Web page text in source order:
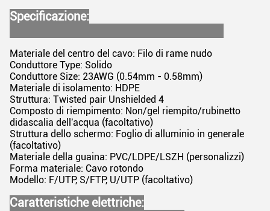
Specificazione:
Materiale del centro del cavo: Filo di rame nudo
Conduttore Type: Solido
Conduttore Size: 23AWG (0.54mm - 0.58mm)
Materiale di isolamento: HDPE
Struttura: Twisted pair Unshielded 4
Composto di riempimento: Non/gel riempito/rubinetto
didascalia dell'acqua (facoltativo)
Struttura dello schermo: Foglio di alluminio in generale
(facoltativo)
Materiale della guaina: PVC/LDPE/LSZH (personalizzi)
Forma materiale: Cavo rotondo
Modello: F/UTP, S/FTP, U/UTP (facoltativo)
Caratteristiche elettriche: